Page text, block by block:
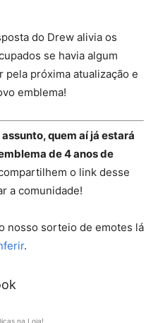
do Drew alivia os
se havia algum
próxima atualização e
emblema!
quem aí já estará
de 4 anos de
o link desse
a comunidade!
nosso sorteio de emotes lá
.
na Loja!